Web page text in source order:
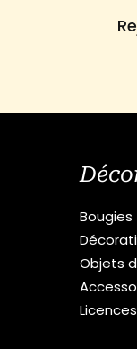
Bougies
Objets